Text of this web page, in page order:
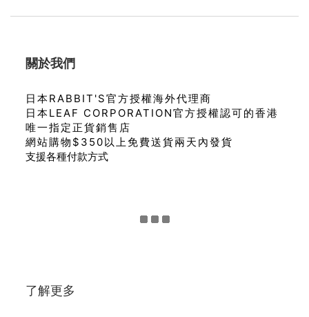
關於我們
日本RABBIT'S官方授權海外代理商
日本LEAF CORPORATION官方授權認可的香港
唯一指定正貨銷售店
網站購物$350以上免費送貨兩天內發貨
支援各種付款方式
了解更多